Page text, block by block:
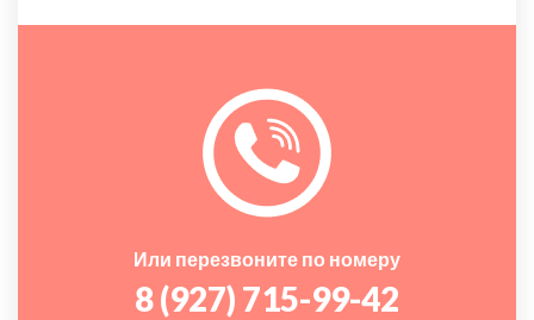
Или перезвоните по номеру
8 (927) 715-99-42